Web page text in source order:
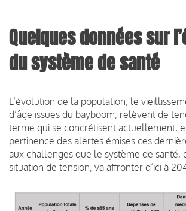
Quelques données sur
du système de santé
L’évolution de la population, le
d’âge issues du bayboom, relèvent de
terme qui se concrétisent actuellement,
pertinence des alertes émises ces
aux challenges que le système de santé,
situation de tension, va affronter d’ici à